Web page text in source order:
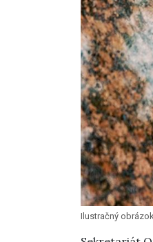
Ilustračný